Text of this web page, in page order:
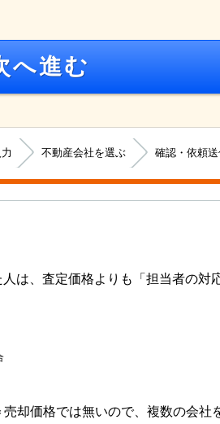
へ進む
不動産会社を選ぶ 確認・依頼送
は、査定価格よりも「担当者の
売却価格では無いので、複数の会社